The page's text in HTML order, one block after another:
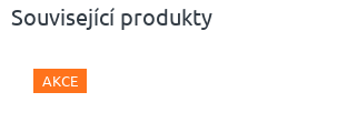
Související produkty
AKCE